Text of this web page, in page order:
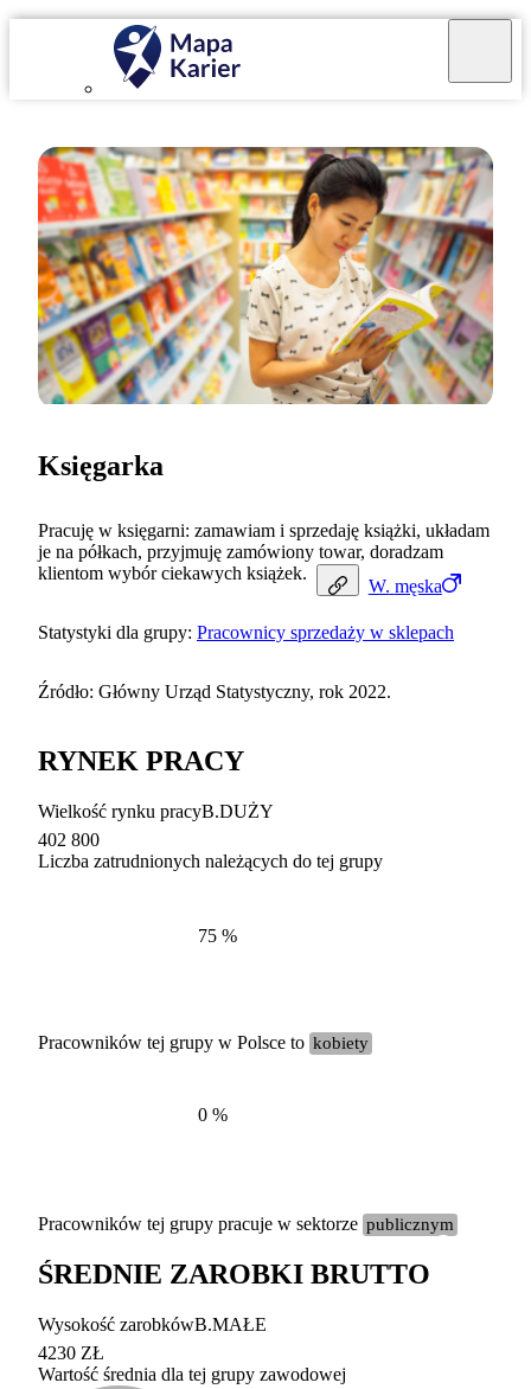
W. męska
Księgarka
Pracuję w księgarni: zamawiam i sprzedaję książki, układam
je na półkach, przyjmuję zamówiony towar, doradzam
klientom wybór ciekawych książek.
Statystyki dla grupy: Pracownicy sprzedaży w sklepach
Źródło: Główny Urząd Statystyczny, rok 2022.
RYNEK PRACY
Etykieta
duży
100-200 tysięcy
Wielkość rynku pracyB.DUŻY
402 800
Liczba zatrudnionych należących do tej grupy
75 %
Pracowników tej grupy w Polsce to kobiety
0 %
Pracowników tej grupy pracuje w sektorze publicznym
ŚREDNIE ZAROBKI BRUTTO
Wysokość zarobkówB.MAŁE
4230 ZŁ
Wartość średnia dla tej grupy zawodowej